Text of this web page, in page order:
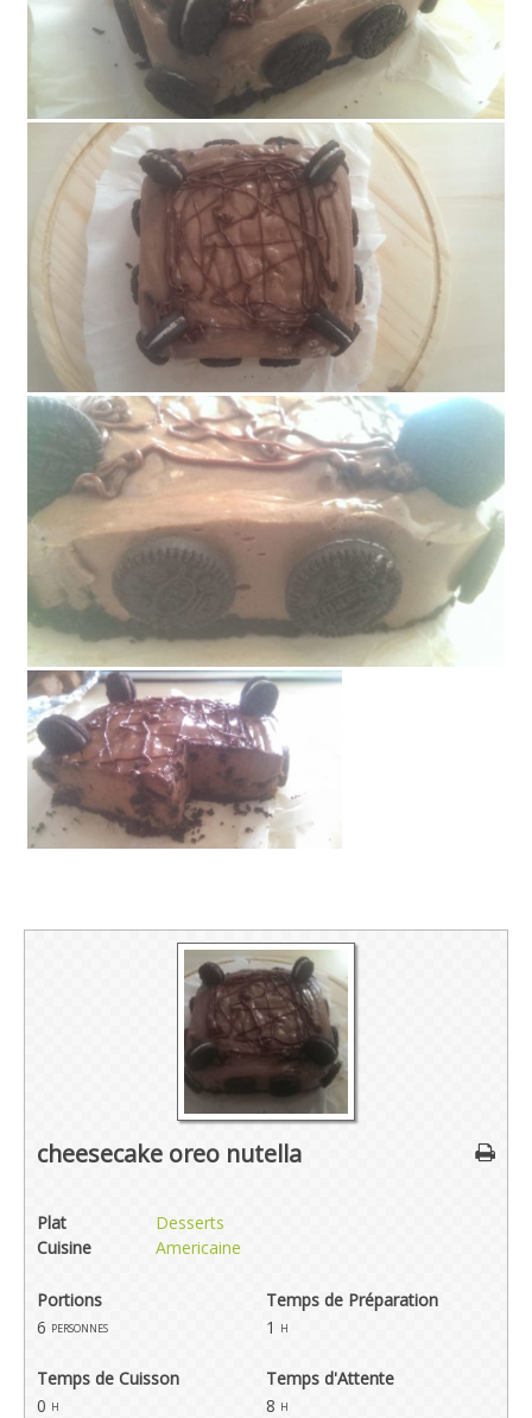
cheesecake oreo nutella
Plat
Desserts
Cuisine
Americaine
Portions
Temps de Préparation
6 personnes 1 h
Temps de Cuisson
Temps d'Attente
0 h 8 h